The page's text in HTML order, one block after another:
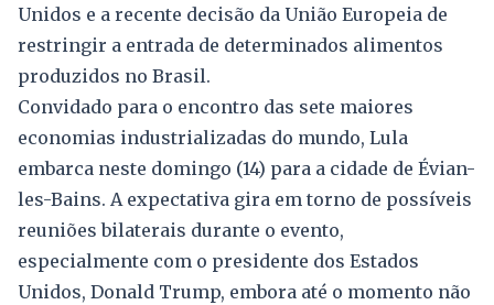
Unidos e a recente decisão da União Europeia de
restringir a entrada de determinados alimentos
produzidos no Brasil.
Convidado para o encontro das sete maiores
economias industrializadas do mundo, Lula
embarca neste domingo (14) para a cidade de Évian-
les-Bains. A expectativa gira em torno de possíveis
reuniões bilaterais durante o evento,
especialmente com o presidente dos Estados
Unidos, Donald Trump, embora até o momento não